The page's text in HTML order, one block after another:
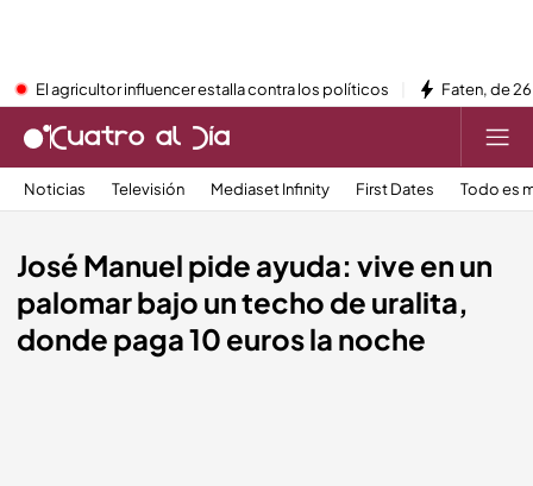
El agricultor influencer estalla contra los políticos Faten, de
Noticias Televisión Mediaset Infinity First Dates Todo es
José Manuel pide ayuda: vive en un
palomar bajo un techo de uralita,
donde paga 10 euros la noche